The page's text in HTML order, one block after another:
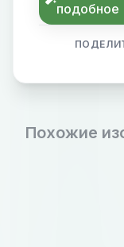
подобное
Похожие